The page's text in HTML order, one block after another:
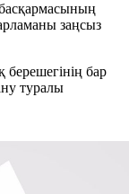
басқармасының
заңсыз
берешегінің бар
туралы